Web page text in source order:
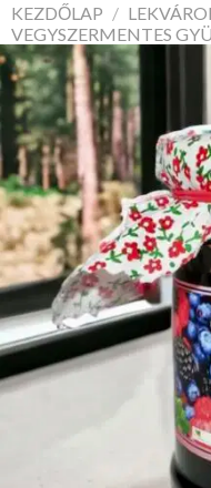
KEZDŐLAP /
VEGYSZERMENTES